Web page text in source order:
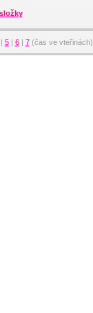
5| 6| 7(čas ve vteřinách)